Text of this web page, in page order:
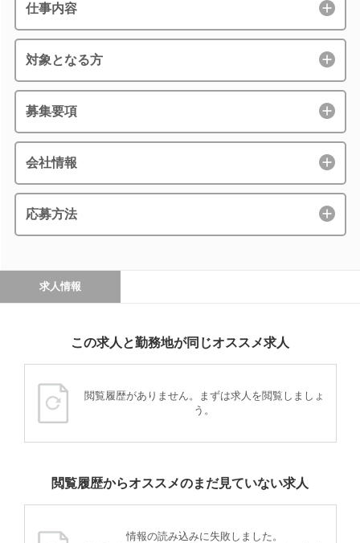
仕事内容
対象となる方
募集要項
会社情報
応募方法
求人情報
この求人と勤務地が同じオススメ求人
閲覧履歴がありません。まずは求人を閲覧しましょ
う。
閲覧履歴からオススメのまだ見ていない求人
情報の読み込みに失敗しました。